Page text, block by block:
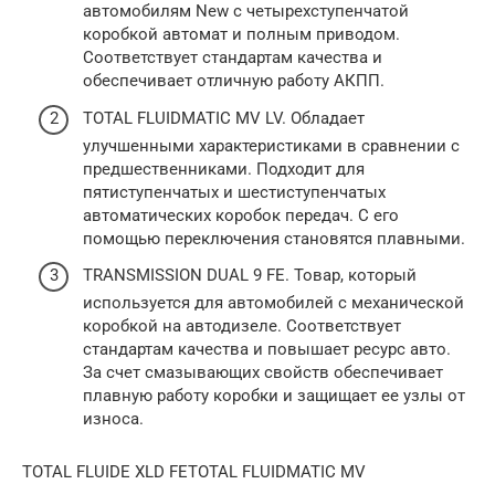
автомобилям New с четырехступенчатой
коробкой автомат и полным приводом.
Соответствует стандартам качества и
обеспечивает отличную работу АКПП.
TOTAL FLUIDMATIC MV LV. Обладает
улучшенными характеристиками в сравнении с
предшественниками. Подходит для
пятиступенчатых и шестиступенчатых
автоматических коробок передач. С его
помощью переключения становятся плавными.
TRANSMISSION DUAL 9 FE. Товар, который
используется для автомобилей с механической
коробкой на автодизеле. Соответствует
стандартам качества и повышает ресурс авто.
За счет смазывающих свойств обеспечивает
плавную работу коробки и защищает ее узлы от
износа.
TOTAL FLUIDE XLD FETOTAL FLUIDMATIC MV